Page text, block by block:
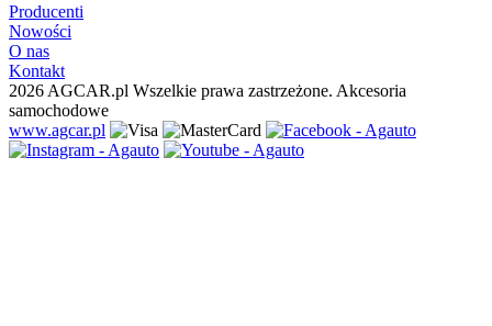
Producenti
Nowości
O nas
Kontakt
2026 AGCAR.pl Wszelkie prawa zastrzeżone. Akcesoria
samochodowe
www.agcar.pl